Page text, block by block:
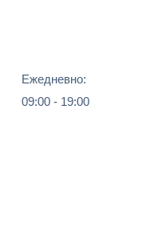
Ежедневно:
09:00 - 19:00